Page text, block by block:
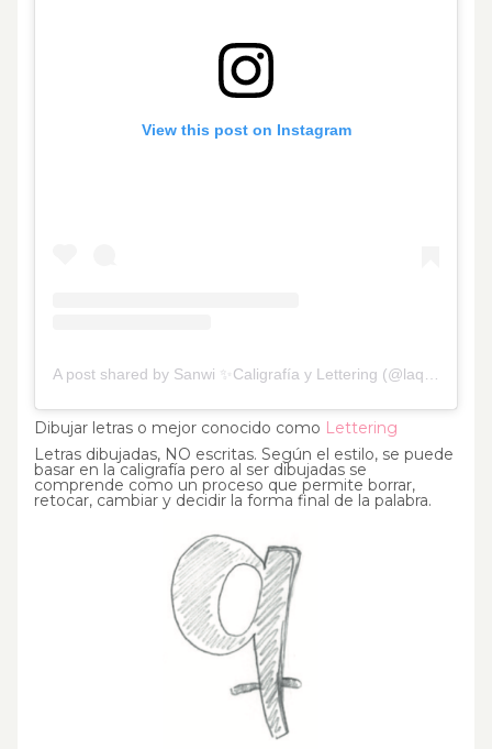
View this post on Instagram
A post shared by Sanwi ✨Caligrafía y Lettering (@laquehaceletras)
Dibujar letras o mejor conocido como Lettering
Letras dibujadas, NO escritas. Según el estilo, se puede
basar en la caligrafía pero al ser dibujadas se
comprende como un proceso que permite borrar,
retocar, cambiar y decidir la forma final de la palabra.